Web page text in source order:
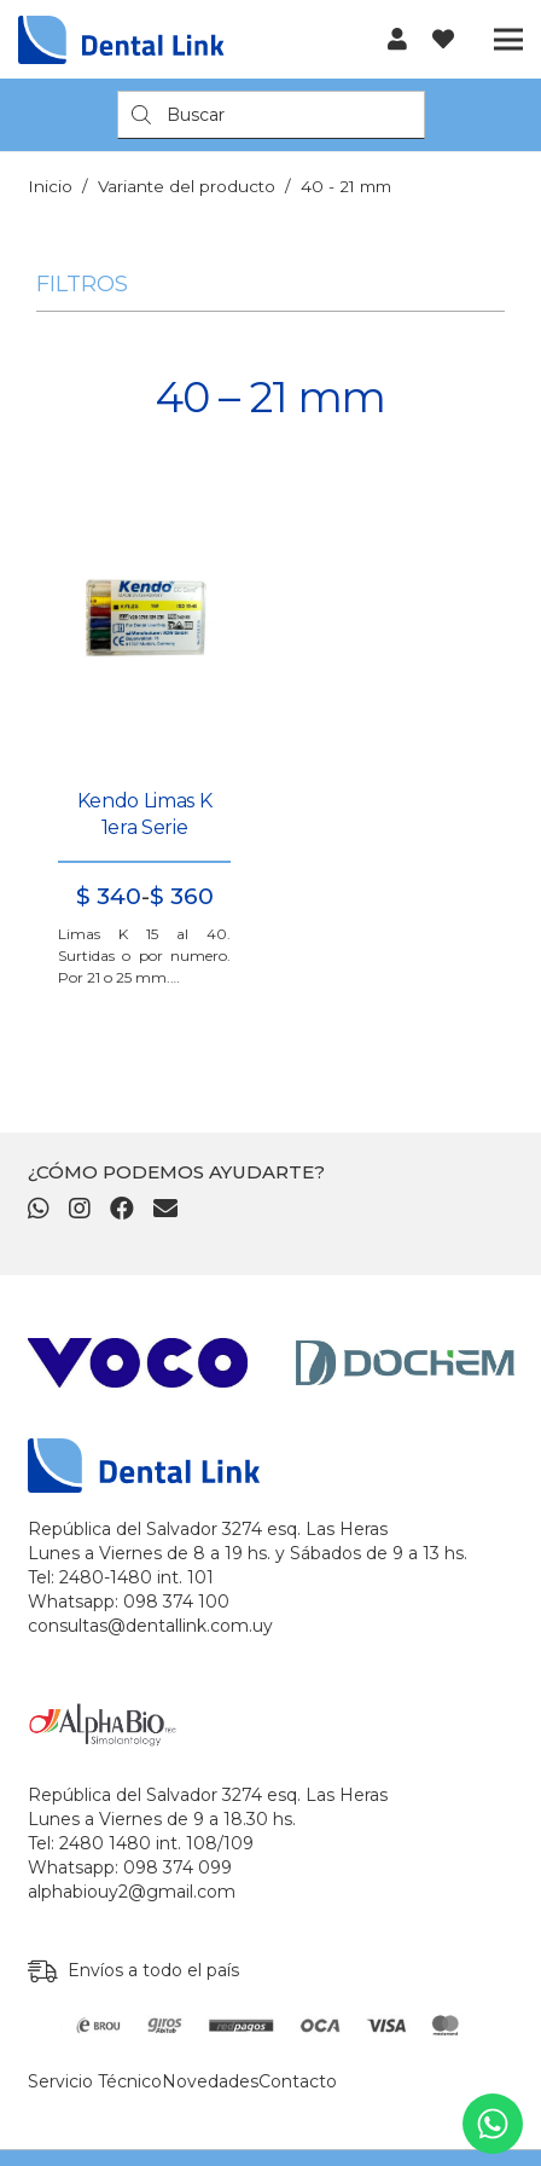
Búsqueda
de
productos
Inicio / Variante del producto / 40 - 21 mm
FILTROS
40 – 21 mm
Kendo Limas K
1era Serie
$ 340-$ 360
Rango
precios:
desde
Limas K 15 al 40.
Surtidas o por numero.
Por 21 o 25 mm.…
¿CÓMO PODEMOS AYUDARTE?
República del Salvador 3274 esq. Las Heras
Lunes a Viernes de 8 a 19 hs. y Sábados de 9 a 13 hs.
Tel: 2480-1480 int. 101
Whatsapp: 098 374 100
consultas@dentallink.com.uy
República del Salvador 3274 esq. Las Heras
Lunes a Viernes de 9 a 18.30 hs.
Tel: 2480 1480 int. 108/109
Whatsapp: 098 374 099
alphabiouy2@gmail.com
Envíos a todo el país
Servicio TécnicoNovedadesContacto